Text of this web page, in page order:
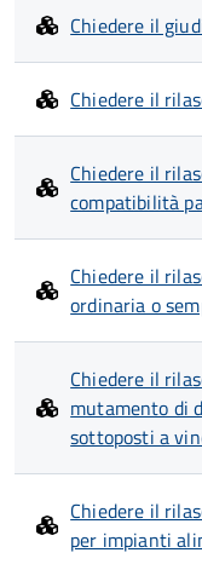
Chiedere il
Chiedere il
Chiedere il
compatibilità
Chiedere il
ordinaria o
Chiedere il
mutamento di
sottoposti a
Chiedere il
per impianti